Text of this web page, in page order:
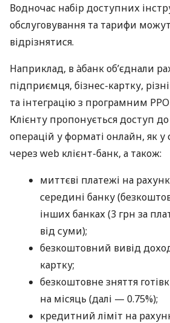
Водночас набір доступних
обслуговування та тарифи
відрізнятися.
Наприклад, в àбанк об’єднали
підприємця, бізнес-картку,
та інтеграцію з програмним РРО
Клієнту пропонується доступ до
операцій у форматі онлайн, як у
через web клієнт-банк, а також:
миттєві платежі на
середині банку
інших банках (3 грн за
від суми);
безкоштовний вивід
картку;
безкоштовне зняття
на місяць (далі — 0.75%);
кредитний ліміт на